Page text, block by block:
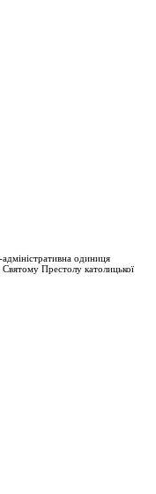
одиниця
Святому Престолу католицької